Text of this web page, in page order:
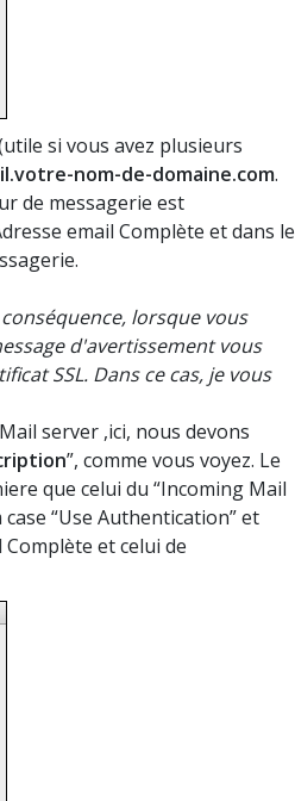
si vous avez plusieurs
nom-de-domaine.com.
de messagerie est
email Complète et dans le
.
conséquence, lorsque vous
d'avertissement vous
SSL. Dans ce cas, je vous
server ,ici, nous devons
”, comme vous voyez. Le
que celui du “Incoming Mail
case “Use Authentication”et
Complète etcelui de